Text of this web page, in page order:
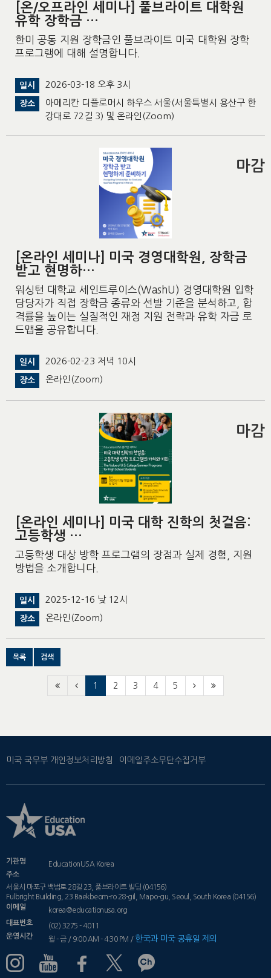
[온/오프라인 세미나] 풀브라이트 대학원
유학 장학금 …
한미 공동 지원 장학금인 풀브라이트 미국 대학원 장학
프로그램에 대해 설명합니다.
일시 2026-03-18 오후 3시
장소
아메리칸 디플로머시 하우스 서울(서울특별시 용산구 한
강대로 72길 3) 및 온라인(Zoom)
[온라인 세미나] 미국 경영대학원, 장학금
받고 현명하…
워싱턴 대학교 세인트루이스(WashU) 경영대학원 입학
담당자가 직접 장학금 종류와 선발 기준을 분석하고, 합
격률을 높이는 실질적인 재정 지원 전략과 유학 자금 로
드맵을 공유합니다.
일시 2026-02-23 저녁 10시
장소 온라인(Zoom)
마감
[온라인 세미나] 미국 대학 진학의 첫걸음:
고등학생 …
고등학생 대상 방학 프로그램의 장점과 실제 경험, 지원
방법을 소개합니다.
일시 2025-12-16 낮 12시
장소 온라인(Zoom)
마감
목록 검색
1 2 3 4 5
미국 국무부 개인정보처리방침 이메일주소무단수집거부
기관명
EducationUSA Korea
주소
서울시 마포구 백범로 28길 23, 풀브라이트 빌딩 (04156)
Fulbright Building, 23 Baekbeom-ro 28-gil, Mapo-gu, Seoul, South Korea (04156)
이메일
korea@educationusa.org
대표번호
(02) 3275 - 4011
운영시간
월 - 금 / 9:00 AM - 4:30 PM / 한국과 미국 공휴일 제외